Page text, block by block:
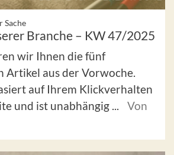
Sache
Branche – KW 47/2025
wir Ihnen die fünf
Artikel aus der Vorwoche.
auf Ihrem Klickverhalten
und ist unabhängig ...
Von